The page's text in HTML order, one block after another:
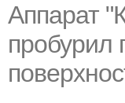
Аппарат
пробурил